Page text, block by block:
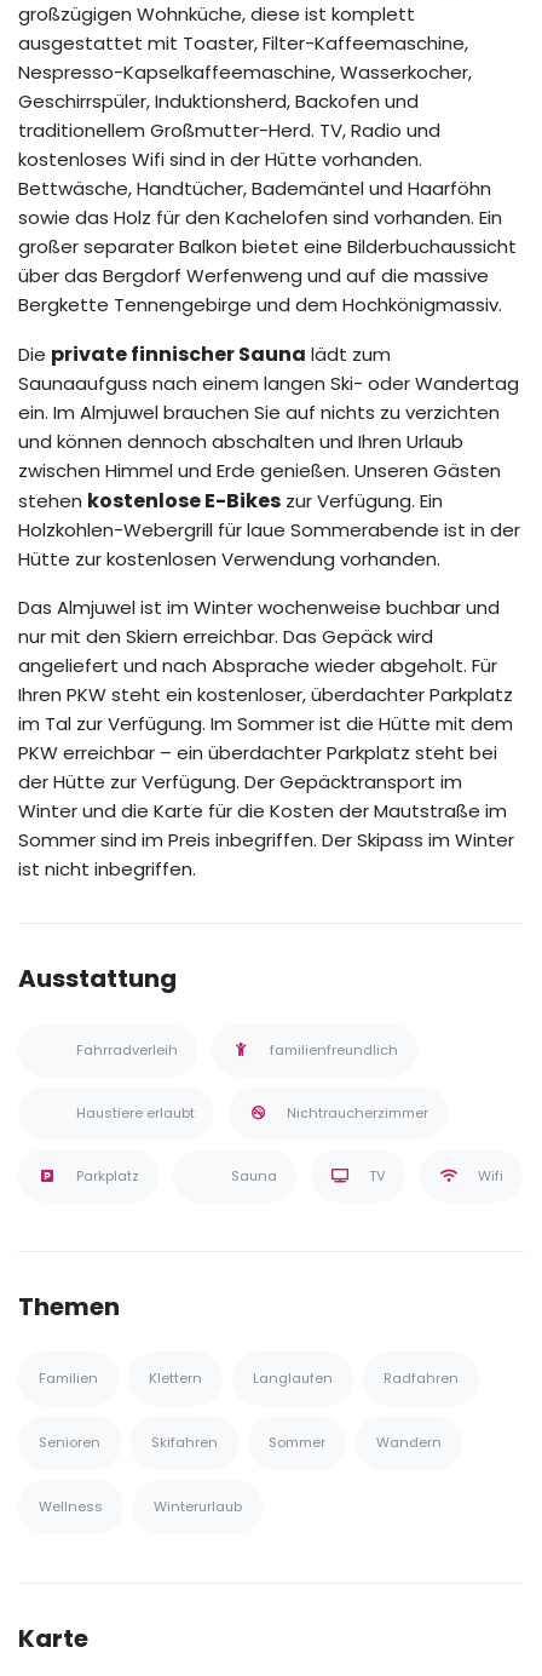
großzügigen Wohnküche, diese ist komplett
ausgestattet mit Toaster, Filter-Kaffeemaschine,
Nespresso-Kapselkaffeemaschine, Wasserkocher,
Geschirrspüler, Induktionsherd, Backofen und
traditionellem Großmutter-Herd. TV, Radio und
kostenloses Wifi sind in der Hütte vorhanden.
Bettwäsche, Handtücher, Bademäntel und Haarföhn
sowie das Holz für den Kachelofen sind vorhanden. Ein
großer separater Balkon bietet eine Bilderbuchaussicht
über das Bergdorf Werfenweng und auf die massive
Bergkette Tennengebirge und dem Hochkönigmassiv.
Die private finnischer Sauna lädt zum
Saunaaufguss nach einem langen Ski- oder Wandertag
ein. Im Almjuwel brauchen Sie auf nichts zu verzichten
und können dennoch abschalten und Ihren Urlaub
zwischen Himmel und Erde genießen. Unseren Gästen
stehen kostenlose E-Bikes zur Verfügung. Ein
Holzkohlen-Webergrill für laue Sommerabende ist in der
Hütte zur kostenlosen Verwendung vorhanden.
Das Almjuwel ist im Winter wochenweise buchbar und
nur mit den Skiern erreichbar. Das Gepäck wird
angeliefert und nach Absprache wieder abgeholt. Für
Ihren PKW steht ein kostenloser, überdachter Parkplatz
im Tal zur Verfügung. Im Sommer ist die Hütte mit dem
PKW erreichbar – ein überdachter Parkplatz steht bei
der Hütte zur Verfügung. Der Gepäcktransport im
Winter und die Karte für die Kosten der Mautstraße im
Sommer sind im Preis inbegriffen. Der Skipass im Winter
ist nicht inbegriffen.
Ausstattung
Fahrradverleih familienfreundlich
Haustiere erlaubt Nichtraucherzimmer
Parkplatz Sauna TV Wifi
Themen
Familien Klettern Langlaufen Radfahren
Senioren Skifahren Sommer Wandern
Wellness Winterurlaub
Karte